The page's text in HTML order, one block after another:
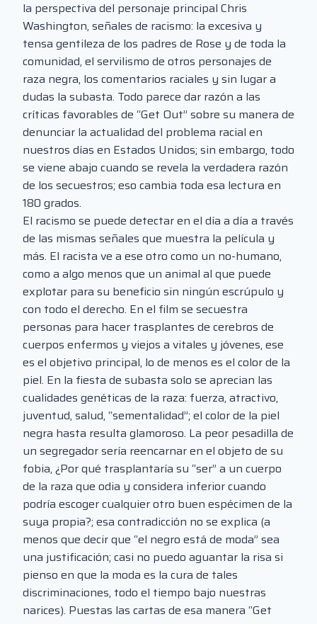
la perspectiva del personaje principal Chris
Washington, señales de racismo: la excesiva y
tensa gentileza de los padres de Rose y de toda la
comunidad, el servilismo de otros personajes de
raza negra, los comentarios raciales y sin lugar a
dudas la subasta. Todo parece dar razón a las
críticas favorables de “Get Out” sobre su manera de
denunciar la actualidad del problema racial en
nuestros días en Estados Unidos; sin embargo, todo
se viene abajo cuando se revela la verdadera razón
de los secuestros; eso cambia toda esa lectura en
180 grados.
El racismo se puede detectar en el día a día a través
de las mismas señales que muestra la película y
más. El racista ve a ese otro como un no-humano,
como a algo menos que un animal al que puede
explotar para su beneficio sin ningún escrúpulo y
con todo el derecho. En el film se secuestra
personas para hacer trasplantes de cerebros de
cuerpos enfermos y viejos a vitales y jóvenes, ese
es el objetivo principal, lo de menos es el color de la
piel. En la fiesta de subasta solo se aprecian las
cualidades genéticas de la raza: fuerza, atractivo,
juventud, salud, “sementalidad”; el color de la piel
negra hasta resulta glamoroso. La peor pesadilla de
un segregador sería reencarnar en el objeto de su
fobia, ¿Por qué trasplantaría su “ser” a un cuerpo
de la raza que odia y considera inferior cuando
podría escoger cualquier otro buen espécimen de la
suya propia?; esa contradicción no se explica (a
menos que decir que “el negro está de moda” sea
una justificación; casi no puedo aguantar la risa si
pienso en que la moda es la cura de tales
discriminaciones, todo el tiempo bajo nuestras
narices). Puestas las cartas de esa manera “Get